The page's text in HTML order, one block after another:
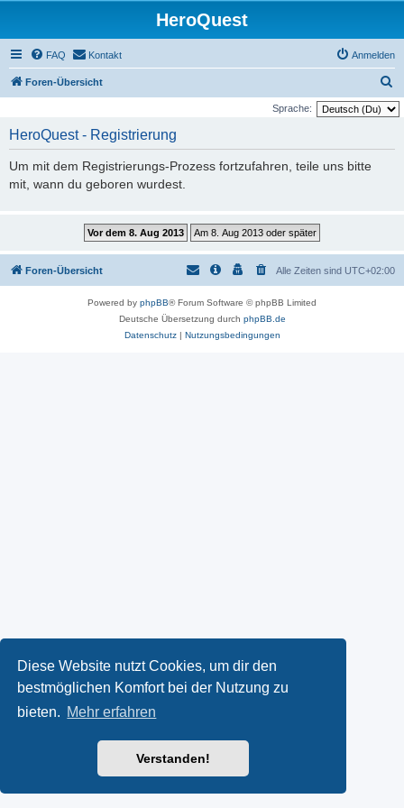
Diese Website nutzt Cookies, um dir den
bestmöglichen Komfort bei der Nutzung zu
bieten. Mehr erfahren
Verstanden!
HeroQuest
FAQ Kontakt Anmelden
Foren-Übersicht
u
Sprache:
HeroQuest - Registrierung
Um mit dem Registrierungs-Prozess fortzufahren, teile uns bitte
mit, wann du geboren wurdest.
Foren-Übersicht Alle Zeiten sind UTC+02:00
Powered by phpBB® Forum Software © phpBB Limited
Deutsche Übersetzung durch phpBB.de
Datenschutz| Nutzungsbedingungen